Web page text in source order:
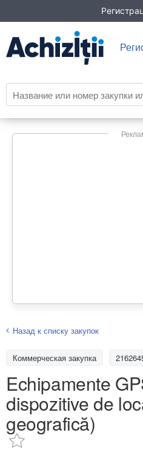
Назад к списку закупок
Коммерческая закупка
Echipamente
dispozitive de
geografică)